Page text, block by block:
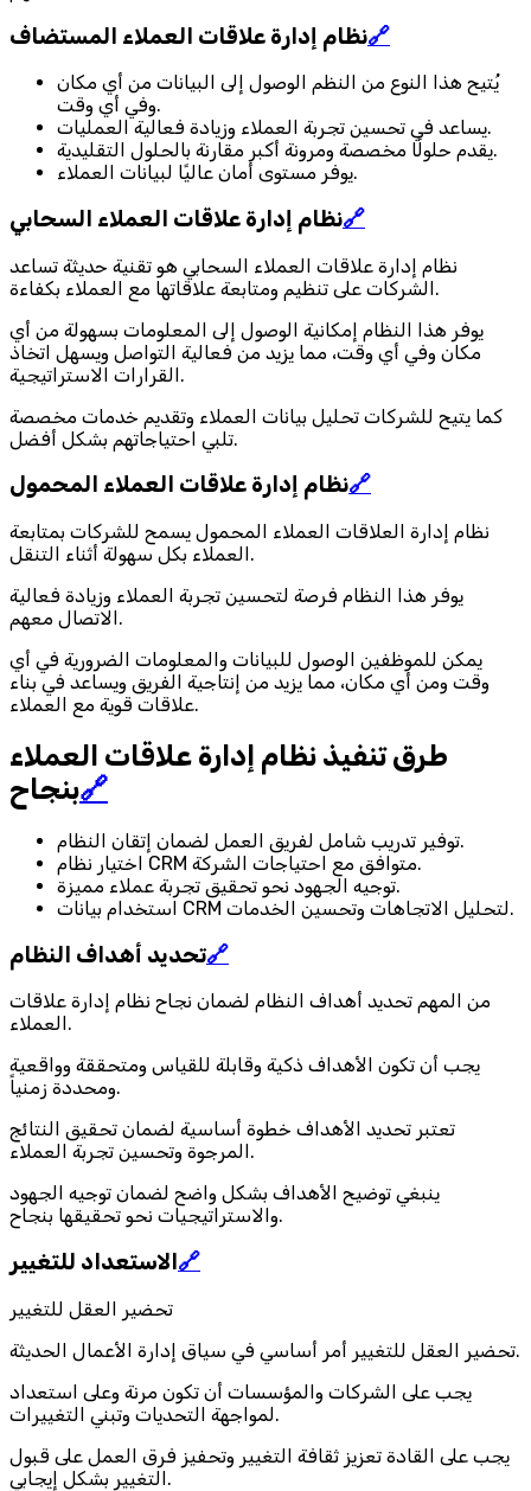
نظام إدارة علاقات العملاء المستضاف🔗
يُتيح هذا النوع من النظم الوصول إلى البيانات من أي مكان
وفي أي وقت.
يساعد في تحسين تجربة العملاء وزيادة فعالية العمليات.
يقدم حلولًا مخصصة ومرونة أكبر مقارنة بالحلول التقليدية.
يوفر مستوى أمان عاليًا لبيانات العملاء.
نظام إدارة علاقات العملاء السحابي🔗
نظام إدارة علاقات العملاء السحابي هو تقنية حديثة تساعد
الشركات على تنظيم ومتابعة علاقاتها مع العملاء بكفاءة.
يوفر هذا النظام إمكانية الوصول إلى المعلومات بسهولة من أي
مكان وفي أي وقت، مما يزيد من فعالية التواصل ويسهل اتخاذ
القرارات الاستراتيجية.
كما يتيح للشركات تحليل بيانات العملاء وتقديم خدمات مخصصة
تلبي احتياجاتهم بشكل أفضل.
نظام إدارة علاقات العملاء المحمول🔗
نظام إدارة العلاقات العملاء المحمول يسمح للشركات بمتابعة
العملاء بكل سهولة أثناء التنقل.
يوفر هذا النظام فرصة لتحسين تجربة العملاء وزيادة فعالية
الاتصال معهم.
يمكن للموظفين الوصول للبيانات والمعلومات الضرورية في أي
وقت ومن أي مكان، مما يزيد من إنتاجية الفريق ويساعد في بناء
علاقات قوية مع العملاء.
طرق تنفيذ نظام إدارة علاقات العملاء
بنجاح🔗
توفير تدريب شامل لفريق العمل لضمان إتقان النظام.
اختيار نظام CRM متوافق مع احتياجات الشركة.
توجيه الجهود نحو تحقيق تجربة عملاء مميزة.
استخدام بيانات CRM لتحليل الاتجاهات وتحسين الخدمات.
تحديد أهداف النظام🔗
من المهم تحديد أهداف النظام لضمان نجاح نظام إدارة علاقات
العملاء.
يجب أن تكون الأهداف ذكية وقابلة للقياس ومتحققة وواقعية
ومحددة زمنياً.
تعتبر تحديد الأهداف خطوة أساسية لضمان تحقيق النتائج
المرجوة وتحسين تجربة العملاء.
ينبغي توضيح الأهداف بشكل واضح لضمان توجيه الجهود
والاستراتيجيات نحو تحقيقها بنجاح.
الاستعداد للتغيير 🔗
تحضير العقل للتغيير
تحضير العقل للتغيير أمر أساسي في سياق إدارة الأعمال الحديثة.
يجب على الشركات والمؤسسات أن تكون مرنة وعلى استعداد
لمواجهة التحديات وتبني التغييرات.
يجب على القادة تعزيز ثقافة التغيير وتحفيز فرق العمل على قبول
التغيير بشكل إيجابي.